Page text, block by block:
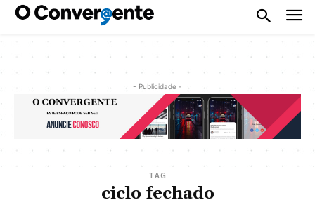
- Publicidade -
TAG
ciclo fechado